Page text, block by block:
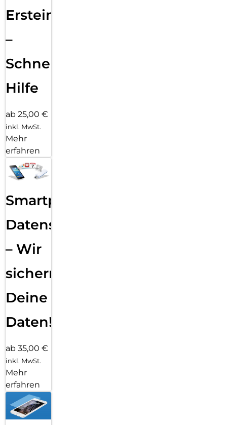
Ersteinrichtung
–
Schnelle
Hilfe
ab 25,00 €
inkl. MwSt.
Mehr
erfahren
Smartphone
Datensicherung
– Wir
sichern
Deine
Daten!
ab 35,00 €
inkl. MwSt.
Mehr
erfahren